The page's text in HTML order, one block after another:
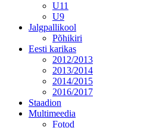
U11
U9
Jalgpallikool
Põhikiri
Eesti karikas
2012/2013
2013/2014
2014/2015
2016/2017
Staadion
Multimeedia
Fotod